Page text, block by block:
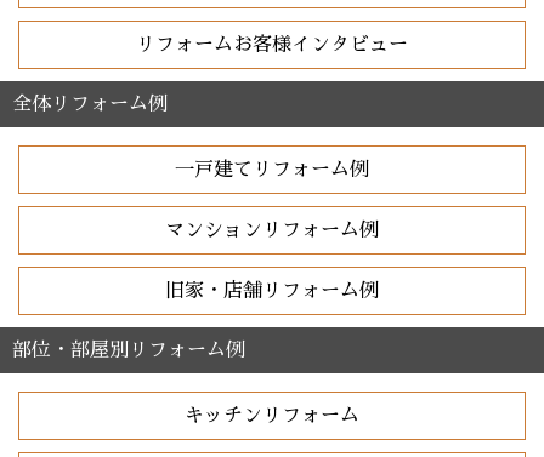
リフォームお客様インタビュー
全体リフォーム例
一戸建てリフォーム例
マンションリフォーム例
旧家・店舗リフォーム例
部位・部屋別リフォーム例
キッチンリフォーム